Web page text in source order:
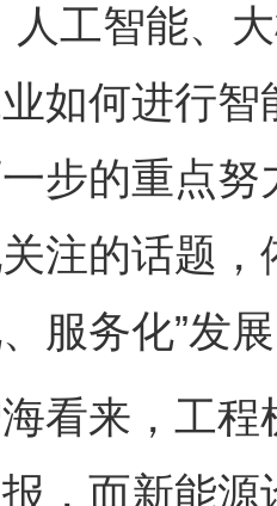
工智能、大
如何进行
步的重点努
注的话题，
服务化”发
来，工程
，而新能